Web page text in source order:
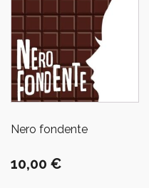
Nero fondente
10,00 €